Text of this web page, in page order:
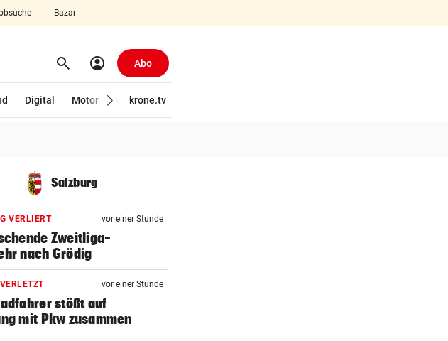
Bazar
search Suchen
account_circle Abo
Digital Motor Wirtschaft
krone.tv
Salzburg
VERLIERT vor einer Stunde
Zweitliga-
nach Grödig
vor einer Stunde
stößt auf
mit Pkw zusammen